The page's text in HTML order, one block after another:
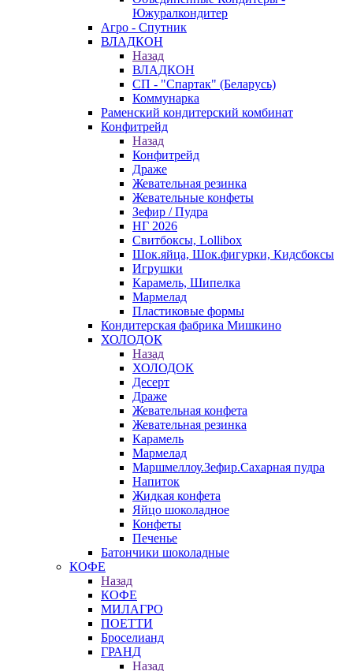
Южуралкондитер
Агро - Спутник
ВЛАДКОН
Назад
ВЛАДКОН
СП - "Спартак" (Беларусь)
Коммунарка
Раменский кондитерский комбинат
Конфитрейд
Назад
Конфитрейд
Драже
Жевательная резинка
Жевательные конфеты
Зефир / Пудра
НГ 2026
Свитбоксы, Lollibox
Шок.яйца, Шок.фигурки, Кидсбоксы
Игрушки
Карамель, Шипелка
Мармелад
Пластиковые формы
Кондитерская фабрика Мишкино
ХОЛОДОК
Назад
ХОЛОДОК
Десерт
Драже
Жевательная конфета
Жевательная резинка
Карамель
Мармелад
Маршмеллоу.Зефир.Сахарная пудра
Напиток
Жидкая конфета
Яйцо шоколадное
Конфеты
Печенье
Батончики шоколадные
КОФЕ
Назад
КОФЕ
МИЛАГРО
ПОЕТТИ
Броселианд
ГРАНД
Назад